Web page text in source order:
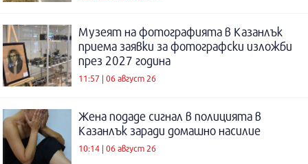
Музеят на фотографията в Казанлък
приема заявки за фотографски изложби
през 2027 година
11:57 | 06 август 26
Жена подаде сигнал в полицията в
Казанлък заради домашно насилие
10:14 | 06 август 26